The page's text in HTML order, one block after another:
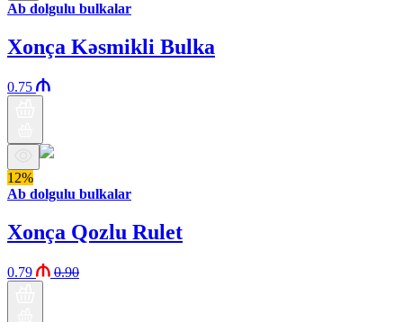
Ab dolgulu bulkalar
Xonça Kəsmikli Bulka
0.75
12%
Ab dolgulu bulkalar
Xonça Qozlu Rulet
0.79 0.90